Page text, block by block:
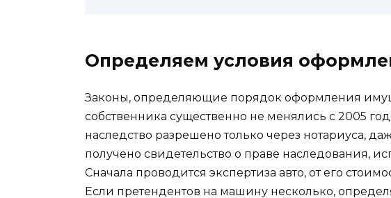
Определяем условия
Законы, определяющие порядок оформления
собственника существенно не менялись с 2005
наследство разрешено только через нотариуса,
получено свидетельство о праве наследования,
Сначала проводится экспертиза авто, от его
Если претендентов на машину несколько,